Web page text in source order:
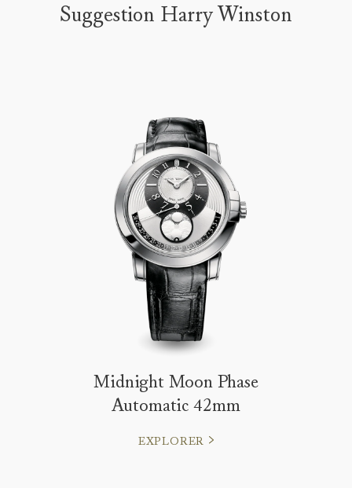
Suggestion Harry Winston
Midnight Moon Phase
Automatic 42mm
EXPLORER